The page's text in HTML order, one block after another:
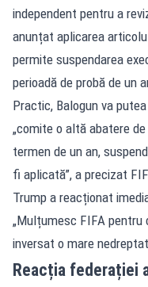
independent pentru a
anunțat aplicarea
permite suspendarea
perioadă de probă de un
Practic, Balogun va
„comite o altă abatere
termen de un an,
fi aplicată”, a precizat
Trump a reacționat
„Mulțumesc FIFA
inversat o mare
Reacția federației